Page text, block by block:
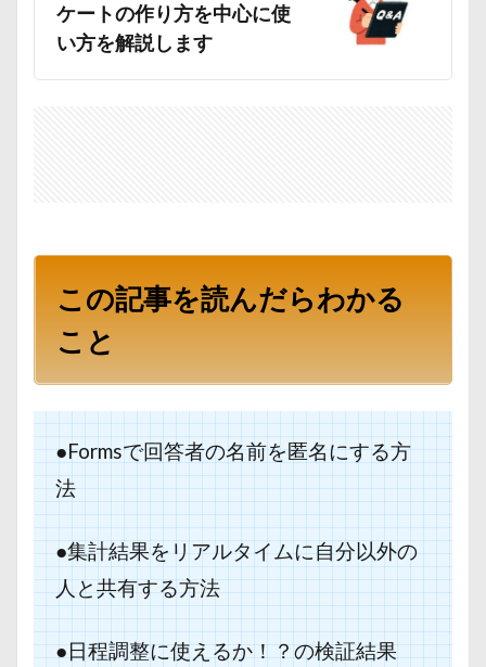
ケートの作り方を中心に使
い方を解説します
この記事を読んだらわかる
こと
●Formsで回答者の名前を匿名にする方
法
●集計結果をリアルタイムに自分以外の
人と共有する方法
●日程調整に使えるか！？の検証結果